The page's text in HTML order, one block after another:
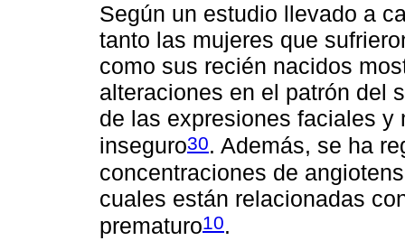
Según un estudio llevado a
tanto las mujeres que
como sus recién nacidos
alteraciones en el patrón del
de las expresiones faciales y
inseguro30. Además, se ha
concentraciones de
cuales están relacionadas
prematuro10.